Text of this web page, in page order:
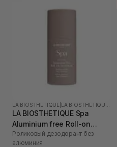
LA BIOSTHETIQUE
LA BIOSTHETIQUE Spa
Aluminium free Roll-on
Deodorant 50 мл
Роликовый дезодорант без
алюминия